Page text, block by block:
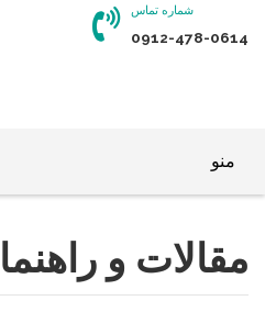
شماره تماس
0912-478-0614
منو
فروشگاه
مقالات و